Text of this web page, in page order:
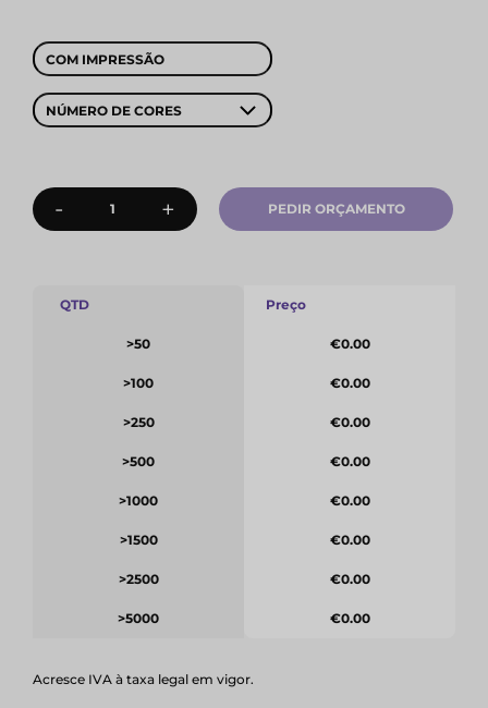
COM IMPRESSÃO
NÚMERO DE CORES
- + PEDIR ORÇAMENTO
QTD
>50
>100
>250
>500
>1000
>1500
>2500
>5000
Preço
€0.00
€0.00
€0.00
€0.00
€0.00
€0.00
€0.00
€0.00
Acresce IVA à taxa legal em vigor.